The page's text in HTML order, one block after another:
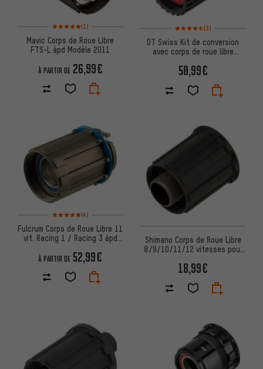
Note moyenne : 5 sur 5 d'après 1 avis
(1)
Mavic Corps de Roue Libre
FTS-L àpd Modèle 2011
À PARTIR DE 26,99€
Note moyenne : 4,5 sur 5
(3)
DT Swiss Kit de conversion
avec corps de roue libre
50,99€
Note moyenne : 5 sur 5 d'après 4 avis
(4)
Fulcrum Corps de Roue Libre 11
vit. Racing 1 / Racing 3 àpd
À PARTIR DE 52,99€
Shimano Corps de Roue Libre
8/9/10/11/12 vitesses pour
18,99€